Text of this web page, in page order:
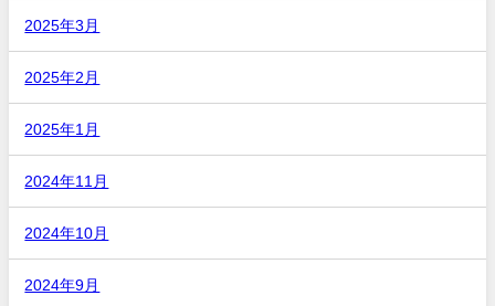
2025年3月
2025年2月
2025年1月
2024年11月
2024年10月
2024年9月